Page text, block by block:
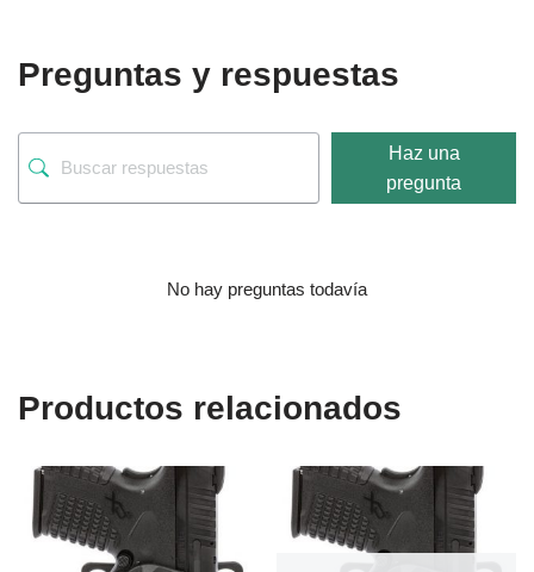
Preguntas y respuestas
Haz una
pregunta
No hay preguntas todavía
Productos relacionados